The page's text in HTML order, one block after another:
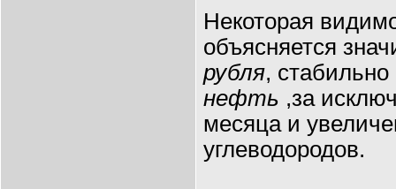
Некоторая
объясняется
рубля,
нефть ,за
месяца и
углеводородов.